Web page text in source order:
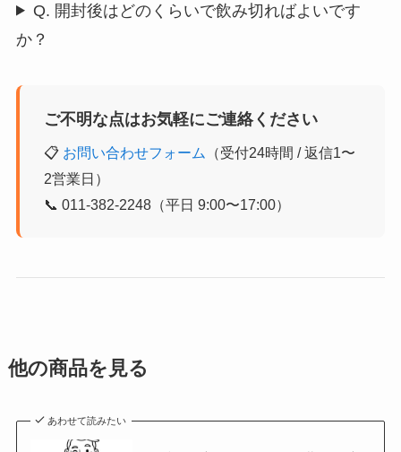
Q. 開封後はどのくらいで飲み切ればよいです
か？
ご不明な点はお気軽にご連絡ください
📋 お問い合わせフォーム （受付24時間 / 返信1〜
2営業日）
📞 011-382-2248（平日 9:00〜17:00）
他の商品を見る
あわせて読みたい